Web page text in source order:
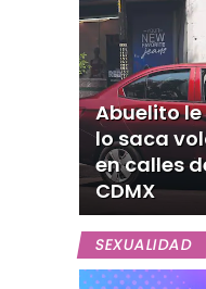
Abuelito
lo saca
en calles
CDMX
SEXUALIDAD